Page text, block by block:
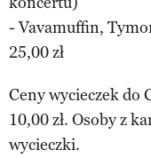
- Vavamuffin,
25,00 zł
Ceny wycieczek do
10,00 zł. Osoby z
wycieczki.